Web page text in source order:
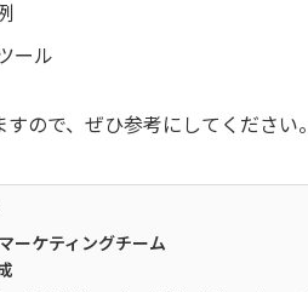
ール
ので、ぜひ参考にしてください。
ーケティングチーム